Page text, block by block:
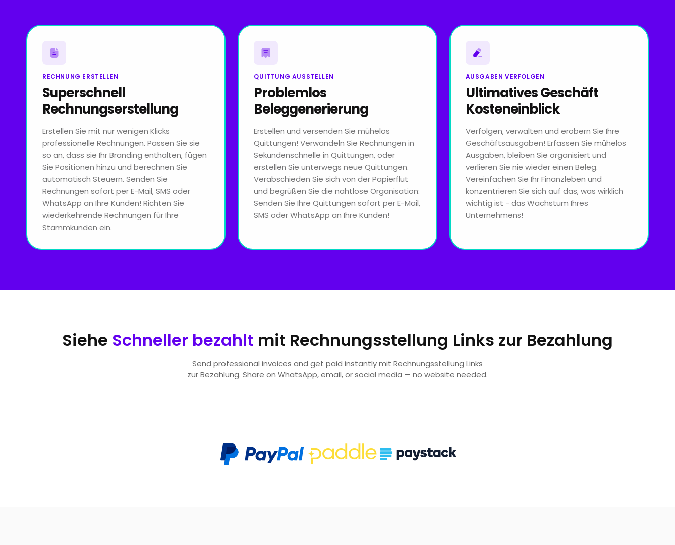
RECHNUNG ERSTELLEN
Superschnell
Rechnungserstellung
Erstellen Sie mit nur wenigen Klicks
professionelle Rechnungen. Passen Sie sie
so an, dass sie Ihr Branding enthalten, fügen
Sie Positionen hinzu und berechnen Sie
automatisch Steuern. Senden Sie
Rechnungen sofort per E-Mail, SMS oder
WhatsApp an Ihre Kunden! Richten Sie
wiederkehrende Rechnungen für Ihre
Stammkunden ein.
QUITTUNG AUSSTELLEN
Problemlos
Beleggenerierung
Erstellen und versenden Sie mühelos
Quittungen! Verwandeln Sie Rechnungen in
Sekundenschnelle in Quittungen, oder
erstellen Sie unterwegs neue Quittungen.
Verabschieden Sie sich von der Papierflut
und begrüßen Sie die nahtlose Organisation:
Senden Sie Ihre Quittungen sofort per E-Mail,
SMS oder WhatsApp an Ihre Kunden!
AUSGABEN VERFOLGEN
Ultimatives Geschäft
Kosteneinblick
Verfolgen, verwalten und erobern Sie Ihre
Geschäftsausgaben! Erfassen Sie mühelos
Ausgaben, bleiben Sie organisiert und
verlieren Sie nie wieder einen Beleg.
Vereinfachen Sie Ihr Finanzleben und
konzentrieren Sie sich auf das, was wirklich
wichtig ist - das Wachstum Ihres
Unternehmens!
Siehe Schneller bezahlt mit Rechnungsstellung Links zur Bezahlung
Send professional invoices and get paid instantly mit Rechnungsstellung Links
zur Bezahlung. Share on WhatsApp, email, or social media — no website needed.